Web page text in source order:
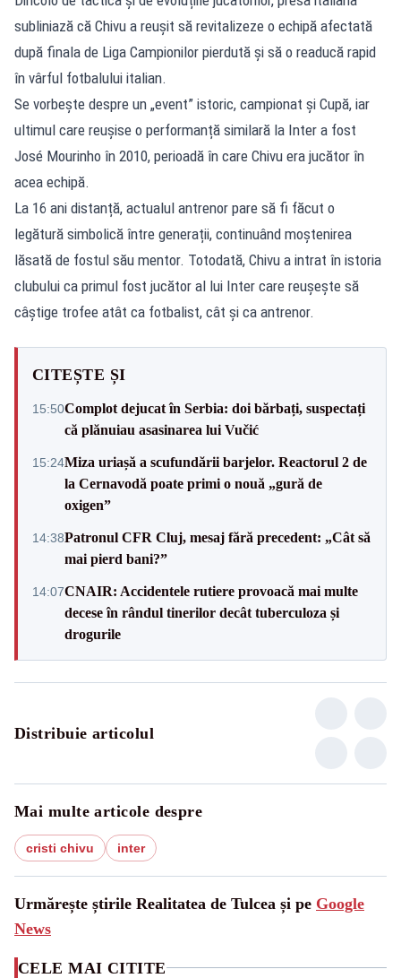
subliniază că Chivu a reușit să revitalizeze o echipă afectată
după finala de Liga Campionilor pierdută și să o readucă rapid
în vârful fotbalului italian.
Se vorbește despre un „event” istoric, campionat și Cupă, iar
ultimul care reușise o performanță similară la Inter a fost
José Mourinho în 2010, perioadă în care Chivu era jucător în
acea echipă.
La 16 ani distanță, actualul antrenor pare să fi făcut o
legătură simbolică între generații, continuând moștenirea
lăsată de fostul său mentor. Totodată, Chivu a intrat în istoria
clubului ca primul fost jucător al lui Inter care reușește să
câștige trofee atât ca fotbalist, cât și ca antrenor.
CITEȘTE ȘI
15:50Complot dejucat în Serbia: doi bărbați, suspectați
că plănuiau asasinarea lui Vučić
15:24Miza uriașă a scufundării barjelor. Reactorul 2 de
la Cernavodă poate primi o nouă „gură de
oxigen”
14:38Patronul CFR Cluj, mesaj fără precedent: „Cât să
mai pierd bani?”
14:07CNAIR: Accidentele rutiere provoacă mai multe
decese în rândul tinerilor decât tuberculoza și
drogurile
Distribuie articolul
Mai multe articole despre
cristi chivu inter
Urmărește știrile Realitatea de Tulcea și pe Google
News
CELE MAI CITITE